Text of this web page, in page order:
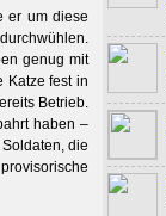
er um diese
genug mit
Katze fest in
Betrieb.
haben –
die